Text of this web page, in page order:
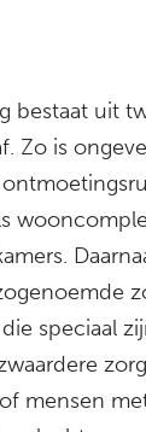
bestaat uit
Zo is
speciaal
mensen